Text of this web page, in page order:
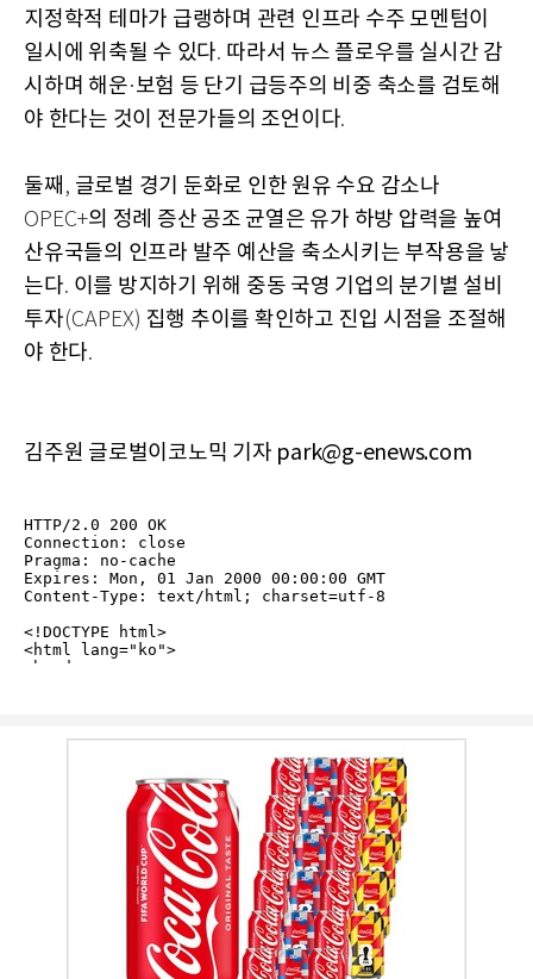
지정학적 테마가 급랭하며 관련 인프라 수주 모멘텀이
일시에 위축될 수 있다. 따라서 뉴스 플로우를 실시간 감
시하며 해운·보험 등 단기 급등주의 비중 축소를 검토해
야 한다는 것이 전문가들의 조언이다.
둘째 , 글로벌 경기 둔화로 인한 원유 수요 감소나
OPEC+의 정례 증산 공조 균열은 유가 하방 압력을 높여
산유국들의 인프라 발주 예산을 축소시키는 부작용을 낳
는다. 이를 방지하기 위해 중동 국영 기업의 분기별 설비
투자(CAPEX) 집행 추이를 확인하고 진입 시점을 조절해
야 한다.
김주원 글로벌이코노믹 기자 park@g-enews.com